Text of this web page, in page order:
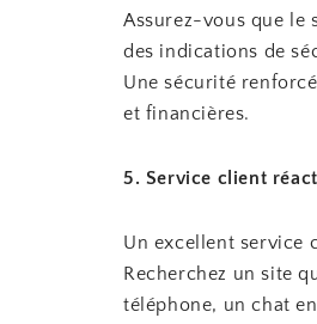
Assurez-vous que le
des indications de
Une sécurité
et financières.
5. Service client
Un excellent service
Recherchez un site
téléphone, un chat